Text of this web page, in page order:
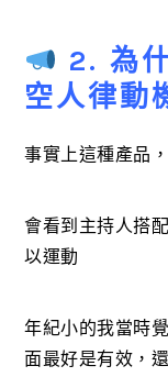
2. 為
空人律動
事實上這種產品
會看到主持人搭
以運動
年紀小的我當時
面最好是有效，